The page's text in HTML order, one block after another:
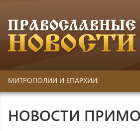
МИТРОПОЛИИ И ЕПАРХИИ:
НОВОСТИ